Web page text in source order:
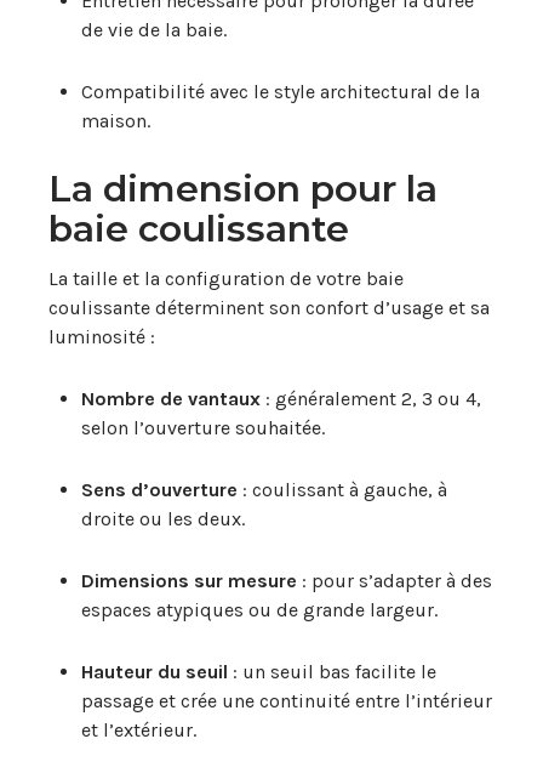
de vie de la baie.
Compatibilité avec le style architectural de la
maison.
La dimension pour la
baie coulissante
La taille et la configuration de votre baie
coulissante déterminent son confort d’usage et sa
luminosité :
Nombre de vantaux : généralement 2, 3 ou 4,
selon l’ouverture souhaitée.
Sens d’ouverture : coulissant à gauche, à
droite ou les deux.
Dimensions sur mesure : pour s’adapter à des
espaces atypiques ou de grande largeur.
Hauteur du seuil : un seuil bas facilite le
passage et crée une continuité entre l’intérieur
et l’extérieur.